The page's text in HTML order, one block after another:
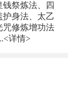
祭炼法、四
护身法、太乙
咒修炼增功法
<详情>